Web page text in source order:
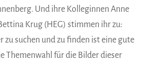
Und ihre Kolleginnen Anne
Krug (HEG) stimmen ihr zu:
zu suchen und zu finden ist eine gute
Themenwahl für die Bilder dieser